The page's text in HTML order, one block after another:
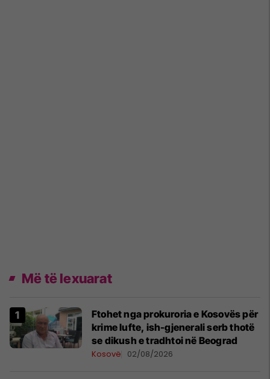
Më të lexuarat
Ftohet nga prokuroria e Kosovës për
krime lufte, ish-gjenerali serb thotë
se dikush e tradhtoi në Beograd
Kosovë 02/08/2026